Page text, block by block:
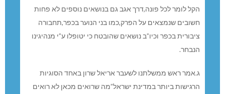
הקל לומר לכל פונה,דרך אגב גם בנושאים נוספים לא פחות
חשובים שנמצאים על הפרק,כמו בני הנוער בכפר,תחבורה
ציבורית בכפר וכיו”ב נושאים שהובטח כי יטופלו ע”י מנהיגינו
הנבחר.
ג.אמר ראש ממשלתנו לשעבר אריאל שרון באחד הסוגיות
הרגישות ביותר במדינת ישראל”מה שרואים מכאן לא רואים